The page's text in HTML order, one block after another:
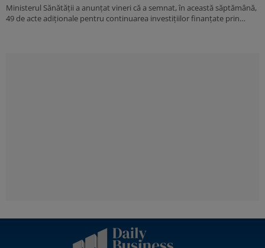
Ministerul Sănătăţii a anunţat vineri că a semnat, în această săptămână,
49 de acte adiţionale pentru continuarea investiţiilor finanţate prin…